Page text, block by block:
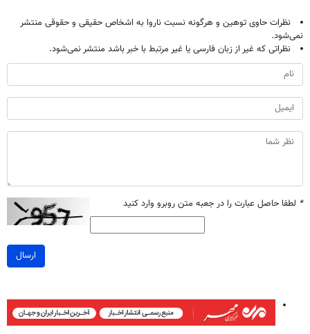
نظرات حاوی توهین و هرگونه نسبت ناروا به اشخاص حقیقی و حقوقی منتشر
نمی‌شود.
نظراتی که غیر از زبان فارسی یا غیر مرتبط با خبر باشد منتشر نمی‌شود.
* لطفا حاصل عبارت را در جعبه متن روبرو وارد کنید
ارسال